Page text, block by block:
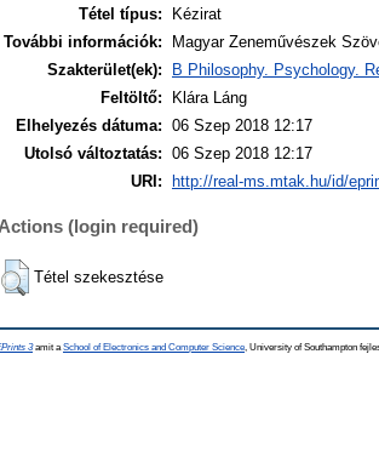
Tétel típus:
Kézirat
További információk:
Magyar Zeneművészek
Szakterület(ek):
B Philosophy. Psychology.
Feltöltő:
Klára Láng
Elhelyezés dátuma: 06 Szep 2018 12:17
Utolsó változtatás: 06 Szep 2018 12:17
URI:
http://real-ms.mtak.hu/id/
Actions (login required)
Tétel szekesztése
3amit a School of Electronics and Computer Science , University of Southampton